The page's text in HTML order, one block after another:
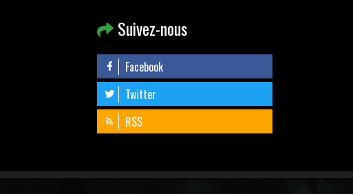
Suivez-nous
Facebook
Twitter
RSS